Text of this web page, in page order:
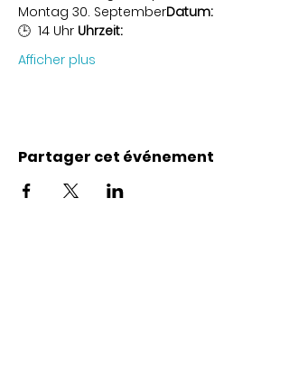
Montag 30. SeptemberDatum:
🕒 14 Uhr Uhrzeit:
Afficher plus
Partager cet événement